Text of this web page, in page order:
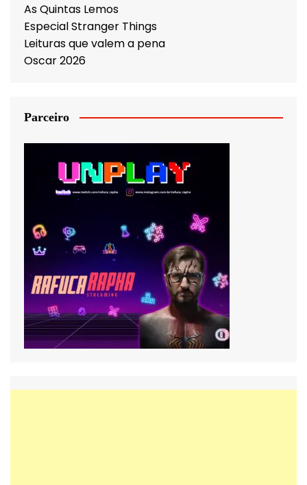
As Quintas Lemos
Especial Stranger Things
Leituras que valem a pena
Oscar 2026
Parceiro